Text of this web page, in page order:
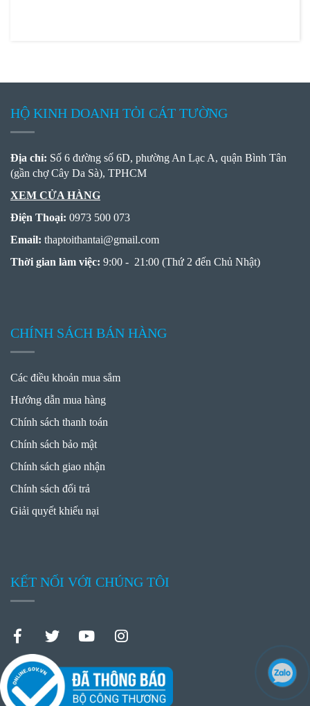
HỘ KINH DOANH TỎI CÁT TƯỜNG
Địa chỉ: Số 6 đường số 6D, phường An Lạc A, quận Bình Tân
(gần chợ Cây Da Sà), TPHCM
XEM CỬA HÀNG
Điện Thoại: 0973 500 073
Email: thaptoithantai@gmail.com
Thời gian làm việc: 9:00 - 21:00 (Thứ 2 đến Chủ Nhật)
CHÍNH SÁCH BÁN HÀNG
Các điều khoản mua sắm
Hướng dẫn mua hàng
Chính sách thanh toán
Chính sách bảo mật
Chính sách giao nhận
Chính sách đổi trả
Giải quyết khiếu nại
KẾT NỐI VỚI CHÚNG TÔI